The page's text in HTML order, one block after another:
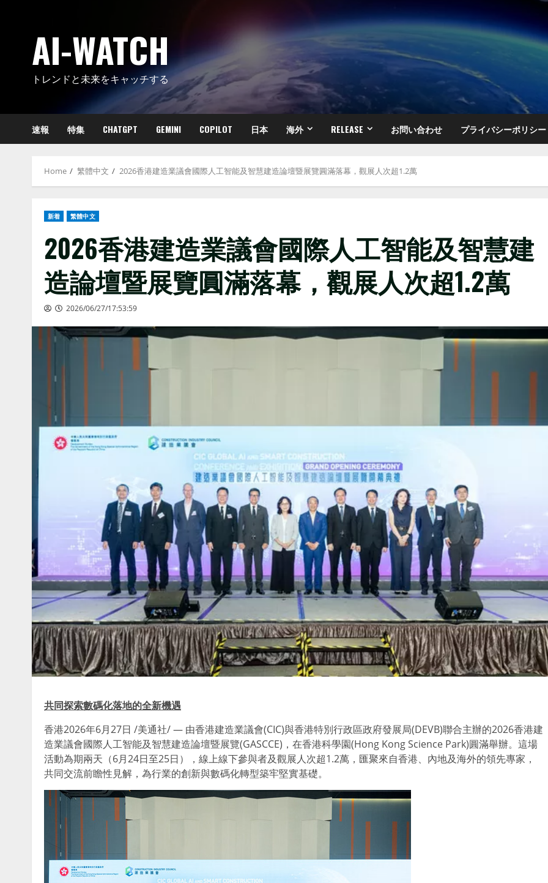
AI-WATCH
トレンドと未来をキャッチする
速報 特集 CHATGPT GEMINI COPILOT 日本 海外 RELEASE お問い合わせ プライバシーポリシー
Home 繁體中文 2026香港建造業議會國際人工智能及智慧建造論壇暨展覽圓滿落幕，觀展人次超1.2萬
新着 繁體中文
2026香港建造業議會國際人工智能及智慧建
造論壇暨展覽圓滿落幕，觀展人次超1.2萬
2026/06/27/17:53:59
共同探索數碼化落地的全新機遇
香港2026年6月27日 /美通社/ — 由香港建造業議會(CIC)與香港特別行政區政府發展局(DEVB)聯合主辦的2026香港建
造業議會國際人工智能及智慧建造論壇暨展覽(GASCCE)，在香港科學園(Hong Kong Science Park)圓滿舉辦。這場
活動為期兩天（6月24日至25日），線上線下參與者及觀展人次超1.2萬，匯聚來自香港、內地及海外的領先專家，
共同交流前瞻性見解，為行業的創新與數碼化轉型築牢堅實基礎。